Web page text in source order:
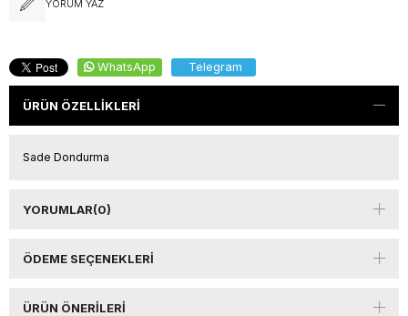
YORUM YAZ
WhatsApp Telegram
ÜRÜN ÖZELLIKLERI
Sade Dondurma
YORUMLAR(0)
ÖDEME SEÇENEKLERI
ÜRÜN ÖNERILERI